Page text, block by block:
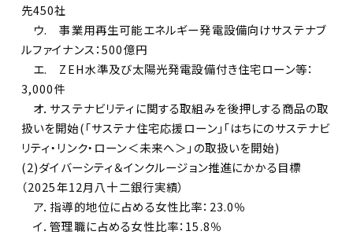
先450社
ウ. 事業用再生可能エネルギー発電設備向けサステナブ
ルファイナンス：500億円
エ. ZEH水準及び太陽光発電設備付き住宅ローン等：
3,000件
オ．サステナビリティに関する取組みを後押しする商品の取
扱いを開始(「サステナ住宅応援ローン」「はちにのサステナビ
リティ・リンク・ローン＜未来へ＞」の取扱いを開始)
(2)ダイバーシティ＆インクルージョン推進にかかる目標
（2025年12月八十二銀行実績）
ア．指導的地位に占める女性比率：23.0％
イ．管理職に占める女性比率：15.8％